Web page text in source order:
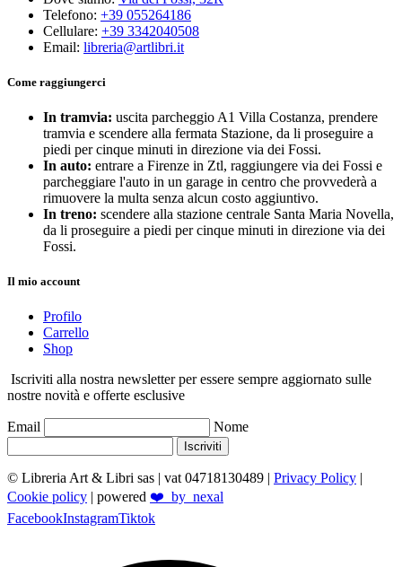
Telefono: +39 055264186
Cellulare: +39 3342040508
Email: libreria@artlibri.it
Come raggiungerci
In tramvia: uscita parcheggio A1 Villa Costanza, prendere
tramvia e scendere alla fermata Stazione, da li proseguire a
piedi per cinque minuti in direzione via dei Fossi.
In auto: entrare a Firenze in Ztl, raggiungere via dei Fossi e
parcheggiare l'auto in un garage in centro che provvederà a
rimuovere la multa senza alcun costo aggiuntivo.
In treno: scendere alla stazione centrale Santa Maria Novella,
da li proseguire a piedi per cinque minuti in direzione via dei
Fossi.
Il mio account
Profilo
Carrello
Shop
Iscriviti alla nostra newsletter per essere sempre aggiornato sulle
nostre novità e offerte esclusive
Email Nome
Iscriviti
© Libreria Art & Libri sas | vat 04718130489 | Privacy Policy
Cookie policy | powered ❤️_by_nexal
FacebookInstagramTiktok